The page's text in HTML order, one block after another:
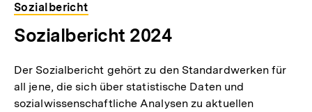
Sozialbericht
Sozialbericht 2024
Der Sozialbericht gehört zu den Standardwerken für
all jene, die sich über statistische Daten und
sozialwissenschaftliche Analysen zu aktuellen